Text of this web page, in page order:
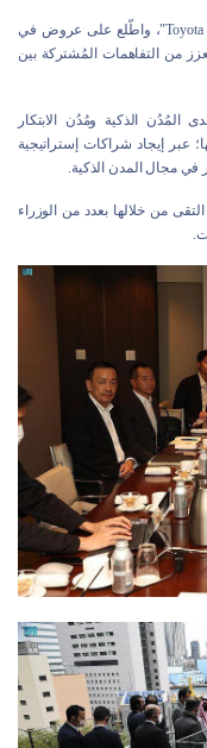
كما اجتمع الحقيل بوفد من شركة "Toyota Motor Corporation"، واطّلع على عروض في
من التفاهمات المُشتركة بين
المُدُن الذكية ومُدُن الابتكار
عبر إيجاد شراكات إستراتيجية
في مجال المدن الذكية.
من خلالها بعدد من الوزراء